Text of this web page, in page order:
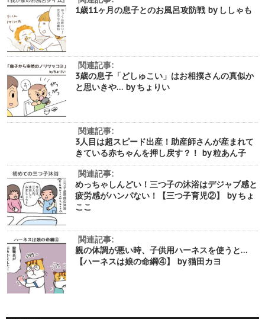
1歳11ヶ月の息子とのお風呂攻防戦 by ししゃも
関連記事:
3歳の息子「どしゅこい」はお相撲さんの真似か
と思いきや… by ちょりい
関連記事:
3人目は超スピード出産！助産師さんが産まれて
きている赤ちゃんを押し戻す？！ by 粒あん子
関連記事:
めっちゃしんどい！三つ子の沐浴はデジャブ感と
疲労感がハンパない！【三つ子育児②】 by ちょ
ここ
関連記事:
親の体調が悪い時、子供用ハーネスを使うと…
【ハーネスは娘の命綱④】 by 猫田カヨ